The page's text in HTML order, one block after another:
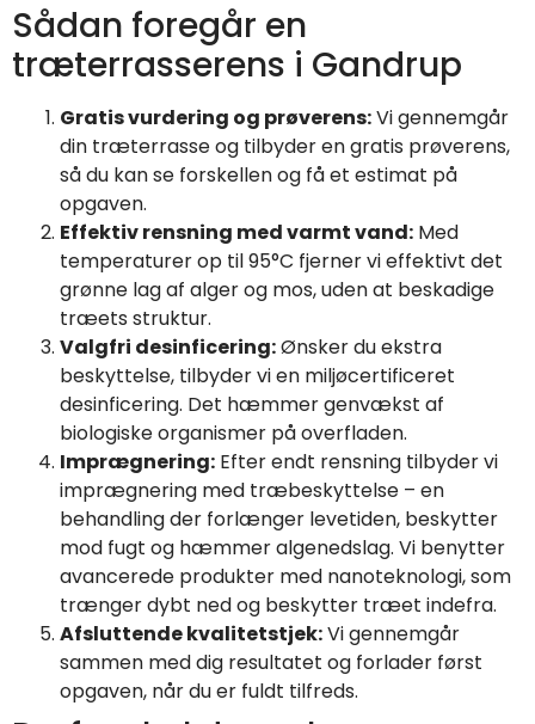
Sådan foregår en
træterrasserens i Gandrup
Gratis vurdering og prøverens:Vi gennemgår
din træterrasse og tilbyder en gratis prøverens,
så du kan se forskellen og få et estimat på
opgaven.
Effektiv rensning med varmt vand: Med
temperaturer op til 95°C fjerner vi effektivt det
grønne lag af alger og mos, uden at beskadige
træets struktur.
Valgfri desinficering:Ønsker du ekstra
beskyttelse, tilbyder vi en miljøcertificeret
desinficering. Det hæmmer genvækst af
biologiske organismer på overfladen.
Imprægnering: Efter endt rensning tilbyder vi
imprægnering med træbeskyttelse – en
behandling der forlænger levetiden, beskytter
mod fugt og hæmmer algenedslag. Vi benytter
avancerede produkter med nanoteknologi, som
trænger dybt ned og beskytter træet indefra.
Afsluttende kvalitetstjek:Vi gennemgår
sammen med dig resultatet og forlader først
opgaven, når du er fuldt tilfreds.